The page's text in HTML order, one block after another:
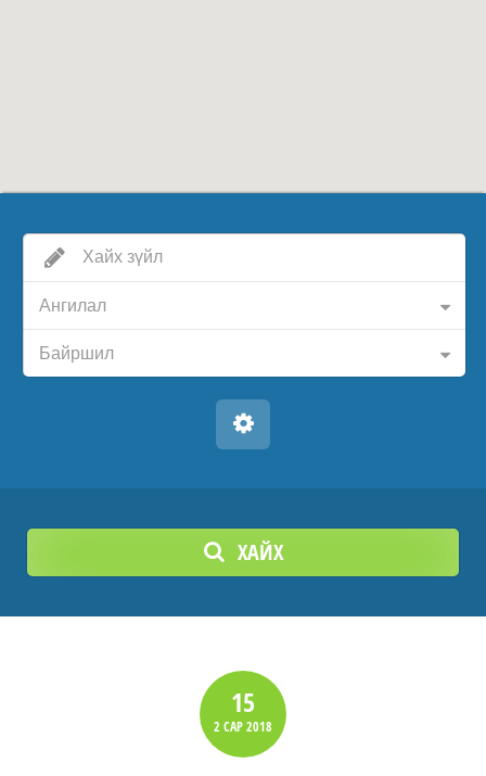
Ангилал
Байршил
ХАЙХ
15
2 САР2018